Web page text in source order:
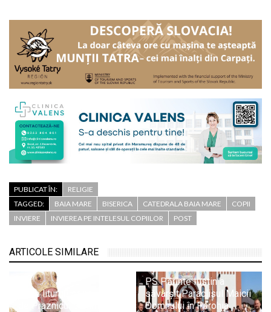
PUBLICAT ÎN:
RELIGIE
TAGGED:
BAIA MARE BISERICA CATEDRALA BAIA MARE
COPII
INVIERE
INVIEREA PE INTELESUL COPIILOR POST
ARTICOLE SIMILARE
Unde liturghisesc ierarhii
de Praznicul Schimbării
PS Părinte Iustin a
săvârșit Paraclisul Maicii
Domnului în Parohia